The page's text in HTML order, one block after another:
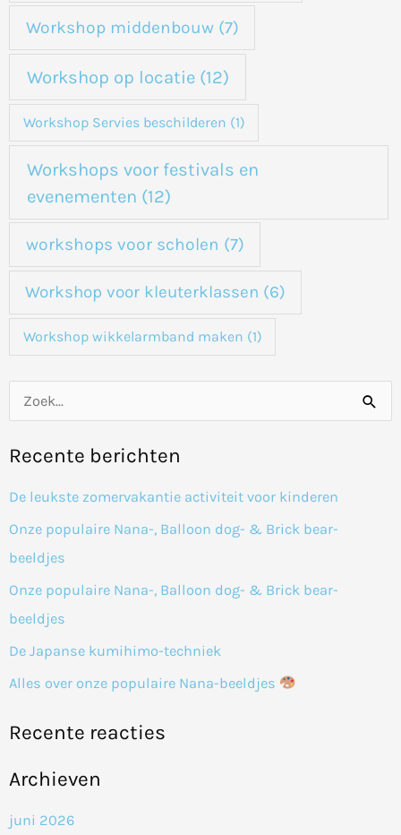
Workshop middenbouw(7)
Workshop op locatie(12)
Workshop Servies beschilderen (1)
Workshops voor festivals en
evenementen (12)
workshops voor scholen (7)
Workshop voor kleuterklassen (6)
Workshop wikkelarmband maken (1)
e
k
n
a
Recente berichten
De leukste zomervakantie activiteit voor kinderen
Onze populaire Nana-, Balloon dog- & Brick bear-
beeldjes
Onze populaire Nana-, Balloon dog- & Brick bear-
beeldjes
De Japanse kumihimo-techniek
Alles over onze populaire Nana-beeldjes
Recente reacties
Archieven
juni 2026